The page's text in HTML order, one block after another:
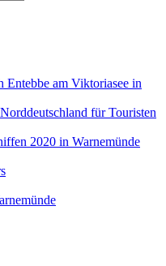
Entebbe am Viktoriasee in
für Touristen
2020 in Warnemünde